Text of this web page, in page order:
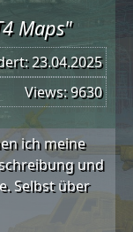
Maps"
23.04.2025
Views: 9630
ich meine
und
Selbst über